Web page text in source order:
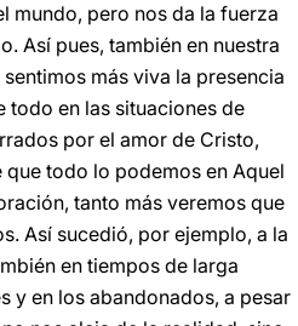
mundo, pero nos da la fuerza
Así pues, también en nuestra
más viva la presencia
todo en las situaciones de
por el amor de Cristo,
todo lo podemos en Aquel
tanto más veremos que
Así sucedió, por ejemplo, a la
en tiempos de larga
y en los abandonados, a pesar